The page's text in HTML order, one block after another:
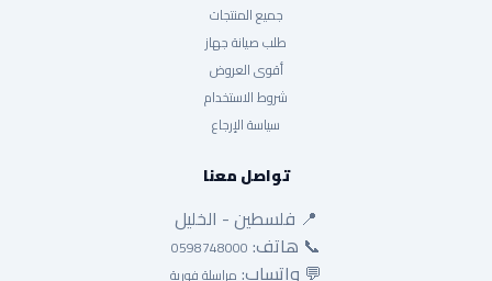
جميع المنتجات
طلب صيانة جهاز
أقوى العروض
شروط الاستخدام
سياسة الإرجاع
تواصل معنا
📍 فلسطين - الخليل
📞 هاتف: 0598748000
💬 واتساب: مراسلة فورية